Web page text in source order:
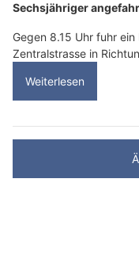
Sechsjähriger
Gegen 8.15 Uhr fuhr
Zentralstrasse in
Weiterlesen